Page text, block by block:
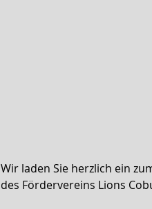
Wir laden Sie herzlich ein
des Fördervereins Lions